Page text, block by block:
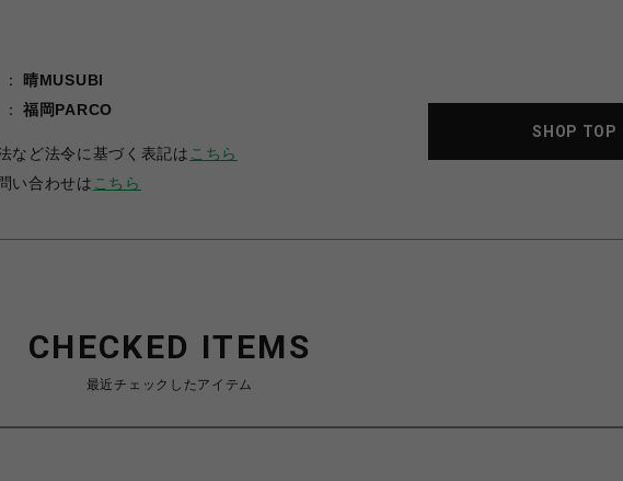
晴MUSUBI
福岡PARCO
など法令に基づく表記は こちら
い合わせは こちら
SHOP TOP
CHECKED ITEMS
最近チェックしたアイテム